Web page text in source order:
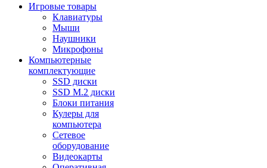
Игровые товары
Клавиатуры
Мыши
Наушники
Микрофоны
Компьютерные
комплектующие
SSD диски
SSD M.2 диски
Блоки питания
Кулеры для
компьютера
Сетевое
оборудование
Видеокарты